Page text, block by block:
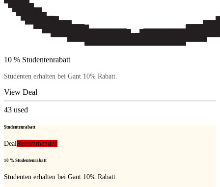
10 % Studentenrabatt
Studenten erhalten bei Gant 10% Rabatt.
View Deal
43 used
Studentenrabatt
DealRecommended
10 % Studentenrabatt
Studenten erhalten bei Gant 10% Rabatt.